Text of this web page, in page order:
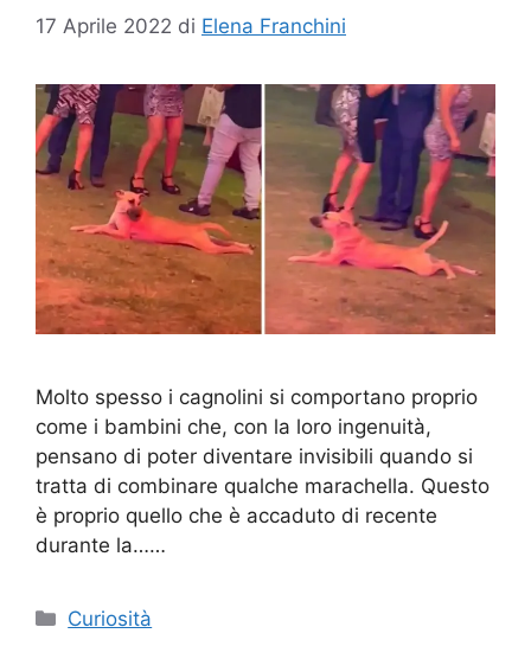
17 Aprile 2022 di Elena Franchini
Molto spesso i cagnolini si comportano proprio
come i bambini che, con la loro ingenuità,
pensano di poter diventare invisibili quando si
tratta di combinare qualche marachella. Questo
è proprio quello che è accaduto di recente
durante la……
Categorie
Curiosità